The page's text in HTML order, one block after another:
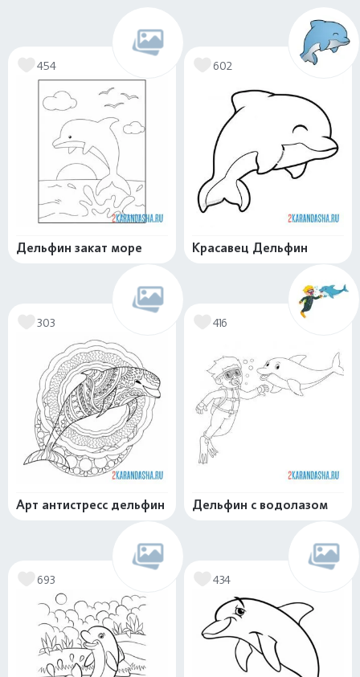
454
Дельфин закат море
602
Красавец Дельфин
303
Арт антистресс дельфин
416
Дельфин с водолазом
693 434